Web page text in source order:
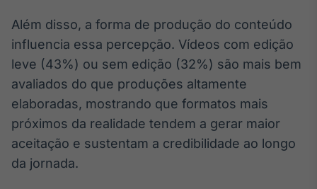
Além disso, a forma de produção do conteúdo
influencia essa percepção. Vídeos com edição
leve (43%) ou sem edição (32%) são mais bem
avaliados do que produções altamente
elaboradas, mostrando que formatos mais
próximos da realidade tendem a gerar maior
aceitação e sustentam a credibilidade ao longo
da jornada.